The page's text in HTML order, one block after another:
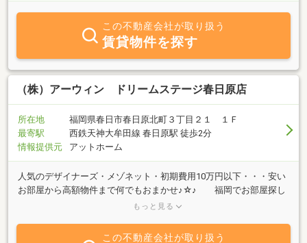
この不動産会社が取り扱う
賃貸物件を探す
（株）アーウィン ドリームステージ春日原店
所在地
福岡県春日市春日原北町３丁目２１ １Ｆ
最寄駅
西鉄天神大牟田線 春日原駅 徒歩2分
情報提供元
アットホーム
人気のデザイナーズ・メゾネット・初期費用10万円以下・・・安い
お部屋から高額物件まで何でもおまかせ♪☆♪ 福岡でお部屋探し
はドリームステージへ♪どんな条件でもきっと見つかります！女性
動画サービスより物件ご紹介・ご入居までの手続き全てオンライン
もっと見る
この不動産会社が取り扱う